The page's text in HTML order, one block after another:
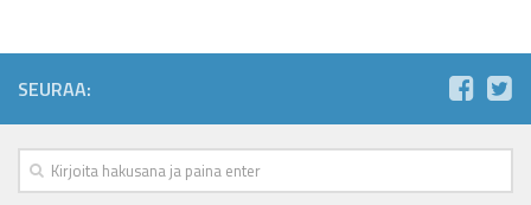
SEURAA: